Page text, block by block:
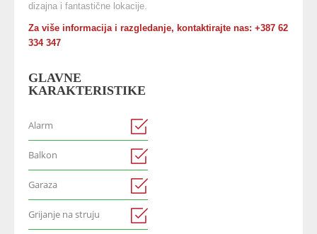
dizajna i fantastične lokacije.
Za više informacija i razgledanje, kontaktirajte nas: +387 62
334 347
GLAVNE
KARAKTERISTIKE
Alarm
Balkon
Garaza
Grijanje na struju